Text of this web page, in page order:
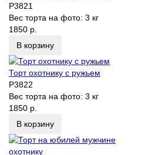
P3821
Вес торта на фото: 3 кг
1850 р.
В корзину
Торт охотнику с ружьем
P3822
Вес торта на фото: 3 кг
1850 р.
В корзину